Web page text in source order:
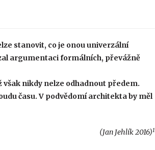
stanovit, co je onou univerzální
argumentaci formálních, převážně
však nikdy nelze odhadnout předem.
času. V podvědomí architekta by měl
(Jan Jehlík 2016)1